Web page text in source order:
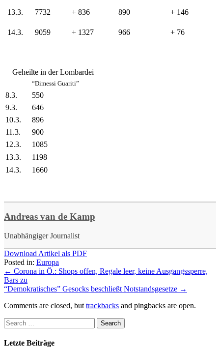
13.3. 7732 + 836 890 + 146
14.3. 9059 + 1327 966 + 76
Geheilte in der Lombardei
“Dimessi Guariti”
8.3.
550
9.3.
646
10.3.
896
11.3.
900
12.3.
1085
13.3.
1198
14.3.
1660
Andreas van de Kamp
Unabhängiger Journalist
Download Artikel als PDF
Posted in: Europa
← Corona in Ö.: Shops offen, Regale leer, keine Ausgangssperre,
Bars zu
“Demokratisches” Gesocks beschließt Notstandsgesetze →
Comments are closed, but trackbacks and pingbacks are open.
Letzte Beiträge